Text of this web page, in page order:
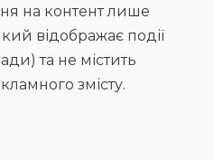
на контент лише
відображає події
та не містить
змісту.